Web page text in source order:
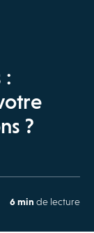
:
?
6 min de lecture